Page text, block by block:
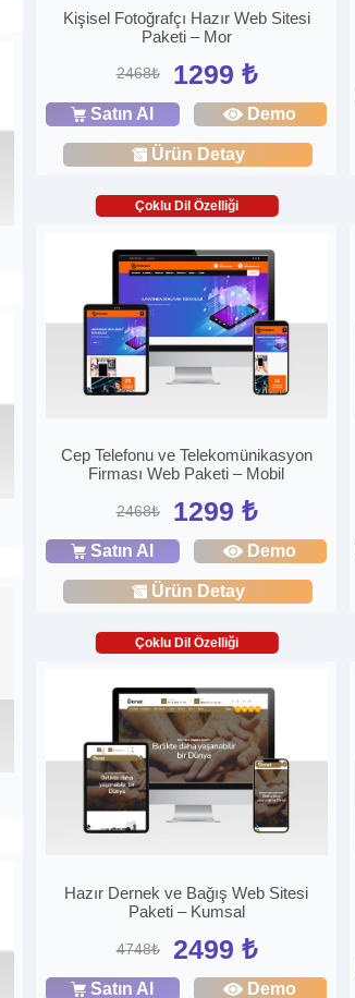
Kişisel Fotoğrafçı Hazır Web Sitesi
Paketi – Mor
2468₺ 1299 ₺
Satın Al Demo
Ürün Detay
Çoklu Dil Özelliği
Cep Telefonu ve Telekomünikasyon
Firması Web Paketi – Mobil
2468₺ 1299 ₺
Satın Al Demo
Ürün Detay
Çoklu Dil Özelliği
Hazır Dernek ve Bağış Web Sitesi
Paketi – Kumsal
4748₺ 2499 ₺
Satın Al Demo